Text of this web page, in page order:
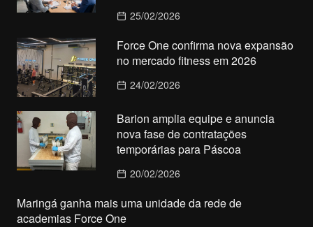
25/02/2026
Force One confirma nova expansão
no mercado fitness em 2026
24/02/2026
Barion amplia equipe e anuncia
nova fase de contratações
temporárias para Páscoa
20/02/2026
Maringá ganha mais uma unidade da rede de
academias Force One